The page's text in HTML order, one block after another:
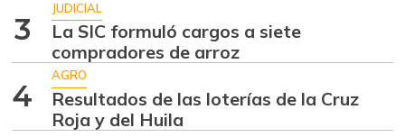
3
JUDICIAL
La SIC formuló cargos a siete
compradores de arroz
4
AGRO
Resultados de las loterías de la Cruz
Roja y del Huila